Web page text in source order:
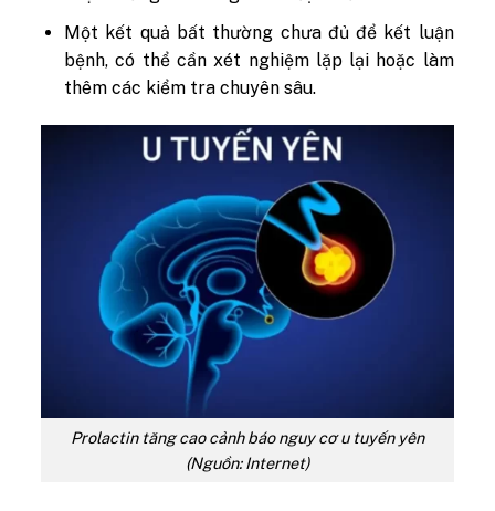
Một kết quả bất thường chưa đủ để kết luận
bệnh, có thể cần xét nghiệm lặp lại hoặc làm
thêm các kiểm tra chuyên sâu.
Prolactin tăng cao cảnh báo nguy cơ u tuyến yên
(Nguồn: Internet)